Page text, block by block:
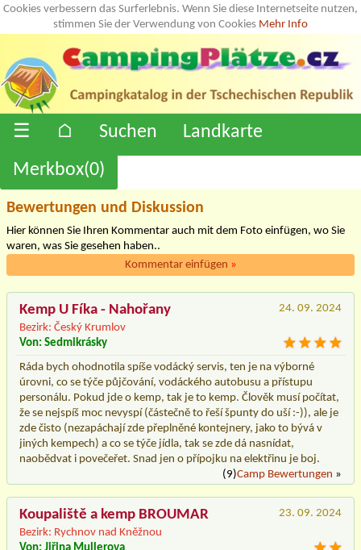
Cookies verbessern das Surferlebnis. Wenn Sie diese Internetseite nutzen,
stimmen Sie der Verwendung von Cookies Mehr Info
☰ ⌂ Suchen
Landkarte
Merkbox(0)
Bewertungen und Diskussion
Hier können Sie Ihren Kommentar auch mit dem Foto einfügen, wo Sie
waren, was Sie gesehen haben..
Kommentar einfügen »
Kemp U Fíka - Nahořany
Bezirk: Český Krumlov
24. 09. 2024
Von: Sedmikrásky
Ráda bych ohodnotila spíše vodácký servis, ten je na výborné
úrovni, co se týče půjčování, vodáckého autobusu a přístupu
personálu. Pokud jde o kemp, tak je to kemp. Člověk musí počítat,
že se nejspíš moc nevyspí (částečně to řeší špunty do uší :-)), ale je
zde čisto (nezapáchají zde přeplněné kontejnery, jako to bývá v
jiných kempech) a co se týče jídla, tak se zde dá nasnídat,
naobědvat i povečeřet. Snad jen o přípojku na elektřinu je boj.
(9)Camp Bewertungen »
Koupaliště a kemp BROUMAR
Bezirk: Rychnov nad Kněžnou
23. 09. 2024